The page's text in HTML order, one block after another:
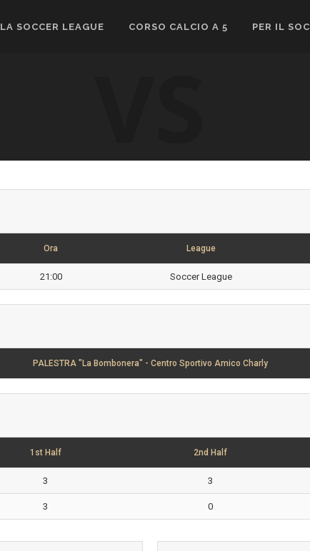
LA SOCCER LEAGUE CORSO CALCIO A 5 PER IL
Ora League
21:00 Soccer League
PALESTRA "La Bombonera" - Centro Sportivo Amico Charly
1st Half 2nd Half
3 3
3 0